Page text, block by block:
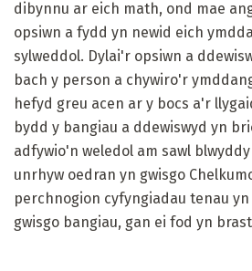
dibynnu ar eich math, ond mae
opsiwn a fydd yn newid eich
sylweddol. Dylai'r opsiwn a
bach y person a chywiro'r
hefyd greu acen ar y bocs a'r
bydd y bangiau a ddewiswyd yn
adfywio'n weledol am sawl
unrhyw oedran yn gwisgo
perchnogion cyfyngiadau tenau
gwisgo bangiau, gan ei fod yn